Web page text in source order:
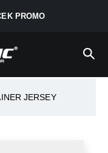
PROMO
JERSEY